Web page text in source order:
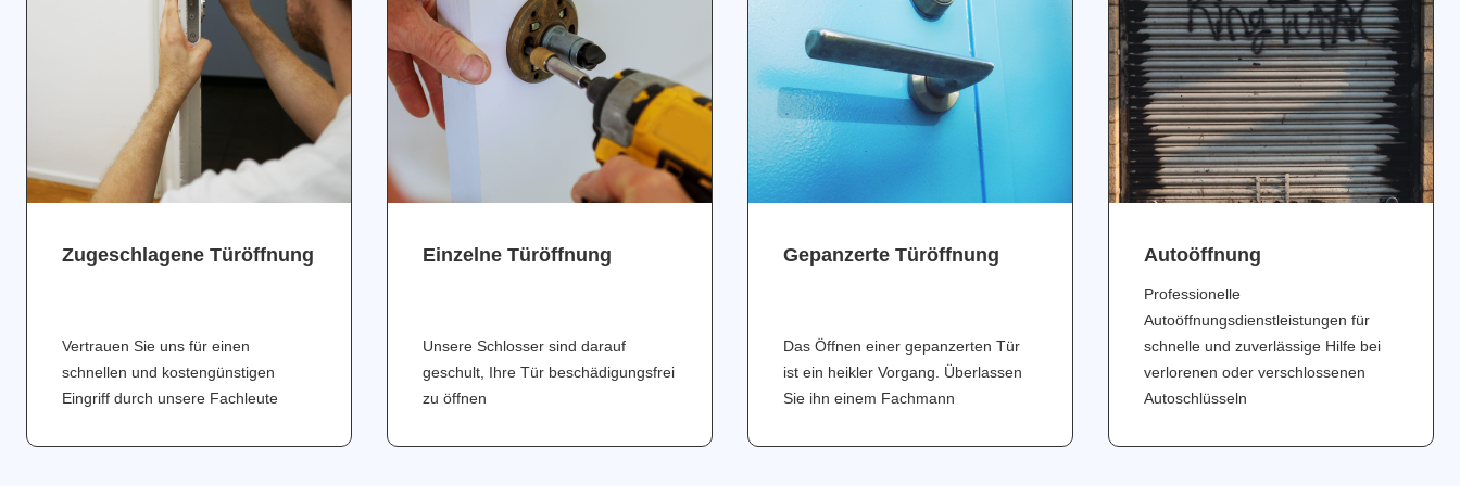
Zugeschlagene Türöffnung
Vertrauen Sie uns für einen
schnellen und kostengünstigen
Eingriff durch unsere Fachleute
Einzelne Türöffnung
Unsere Schlosser sind darauf
geschult, Ihre Tür beschädigungsfrei
zu öffnen
Gepanzerte Türöffnung
Das Öffnen einer gepanzerten Tür
ist ein heikler Vorgang. Überlassen
Sie ihn einem Fachmann
Аutoöffnung
Professionelle
Autoöffnungsdienstleistungen für
schnelle und zuverlässige Hilfe bei
verlorenen oder verschlossenen
Autoschlüsseln